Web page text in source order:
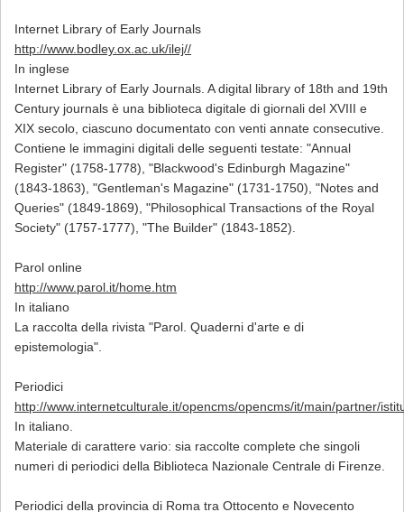
Internet Library of Early Journals
http://www.bodley.ox.ac.uk/ilej//
In inglese
Internet Library of Early Journals. A digital library of 18th and 19th
Century journals è una biblioteca digitale di giornali del XVIII e
XIX secolo, ciascuno documentato con venti annate consecutive.
Contiene le immagini digitali delle seguenti testate: "Annual
Register" (1758-1778), "Blackwood's Edinburgh Magazine"
(1843-1863), "Gentleman's Magazine" (1731-1750), "Notes and
Queries" (1849-1869), "Philosophical Transactions of the Royal
Society" (1757-1777), "The Builder" (1843-1852).
Parol online
http://www.parol.it/home.htm
In italiano
La raccolta della rivista "Parol. Quaderni d'arte e di
epistemologia".
Periodici
http://www.internetculturale.it/opencms/opencms/it/main/partner/
In italiano.
Materiale di carattere vario: sia raccolte complete che singoli
numeri di periodici della Biblioteca Nazionale Centrale di Firenze.
Periodici della provincia di Roma tra Ottocento e Novecento